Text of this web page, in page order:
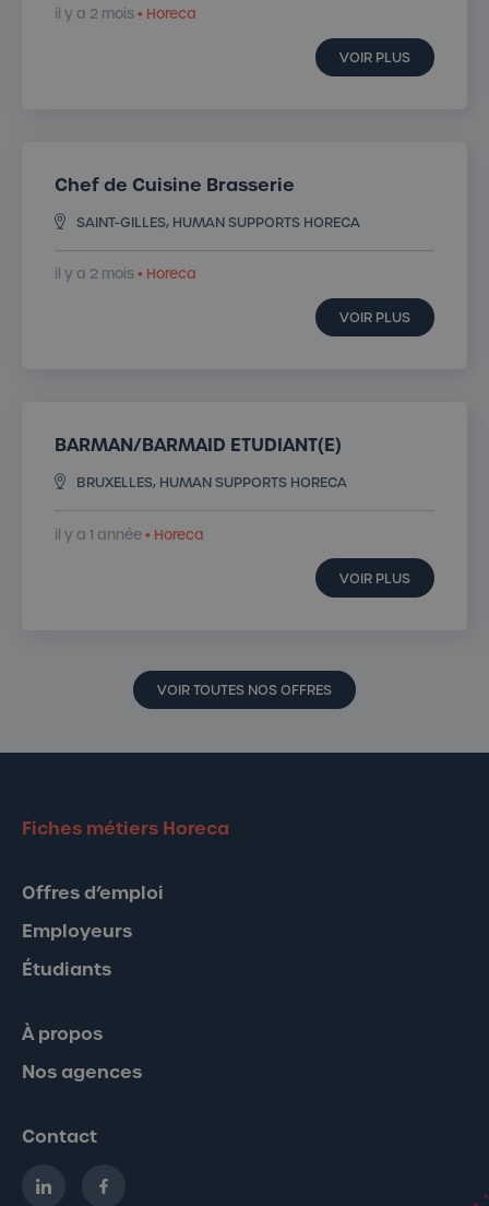
il y a 2 mois• Horeca
VOIR PLUS
Chef de Cuisine Brasserie
SAINT-GILLES, HUMAN SUPPORTS HORECA
il y a 2 mois• Horeca
VOIR PLUS
BARMAN/BARMAID ETUDIANT(E)
BRUXELLES, HUMAN SUPPORTS HORECA
il y a 1 année• Horeca
VOIR PLUS
VOIR TOUTES NOS OFFRES
Fiches métiers Horeca
Offres d’emploi
Employeurs
Étudiants
À propos
Nos agences
Contact